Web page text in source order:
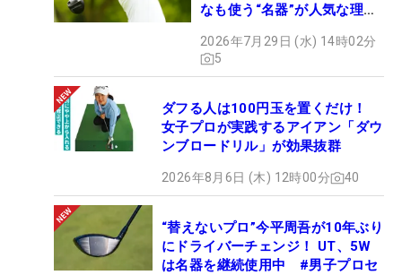
なも使う“名器”が人気な理由
ギア”】
2026年7月29日 (水) 14時02分
5
ダフる人は100円玉を置くだけ！
女子プロが実践するアイアン「ダウ
ンブロードリル」が効果抜群
2026年8月6日 (木) 12時00分 40
“替えないプロ”今平周吾が10年ぶり
にドライバーチェンジ！ UT、5W
は名器を継続使用中 #男子プロセ